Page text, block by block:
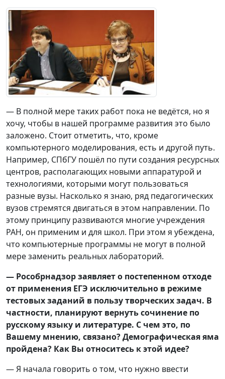
— В полной мере таких работ пока не ведётся, но я
хочу, чтобы в нашей программе развития это было
заложено. Стоит отметить, что, кроме
компьютерного моделирования, есть и другой путь.
Например, СПбГУ пошёл по пути создания ресурсных
центров, располагающих новыми аппаратурой и
технологиями, которыми могут пользоваться
разные вузы. Насколько я знаю, ряд педагогических
вузов стремятся двигаться в этом направлении. По
этому принципу развиваются многие учреждения
РАН, он применим и для школ. При этом я убеждена,
что компьютерные программы не могут в полной
мере заменить реальных лабораторий.
— Рособрнадзор заявляет о постепенном отходе
от применения ЕГЭ исключительно в режиме
тестовых заданий в пользу творческих задач. В
частности, планируют вернуть сочинение по
русскому языку и литературе. С чем это, по
Вашему мнению, связано? Демографическая яма
пройдена? Как Вы относитесь к этой идее?
— Я начала говорить о том, что нужно ввести